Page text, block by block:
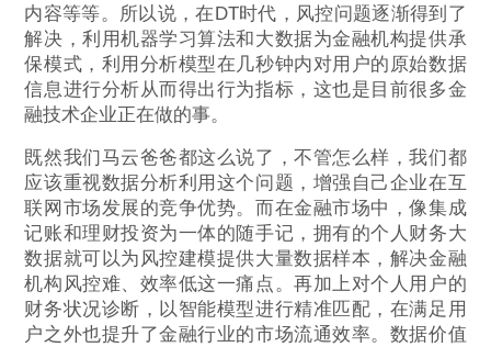
内容等等。所以说，在DT时代，风控问题逐渐得到了
解决，利用机器学习算法和大数据为金融机构提供承
保模式，利用分析模型在几秒钟内对用户的原始数据
信息进行分析从而得出行为指标，这也是目前很多金
融技术企业正在做的事。
既然我们马云爸爸都这么说了，不管怎么样，我们都
应该重视数据分析利用这个问题，增强自己企业在互
联网市场发展的竞争优势。而在金融市场中，像集成
记账和理财投资为一体的随手记，拥有的个人财务大
数据就可以为风控建模提供大量数据样本，解决金融
机构风控难、效率低这一痛点。再加上对个人用户的
财务状况诊断，以智能模型进行精准匹配，在满足用
户之外也提升了金融行业的市场流通效率。数据价值